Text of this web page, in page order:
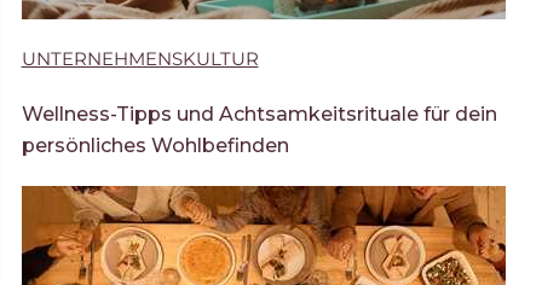
UNTERNEHMENSKULTUR
Wellness-Tipps und Achtsamkeitsrituale für dein
persönliches Wohlbefinden